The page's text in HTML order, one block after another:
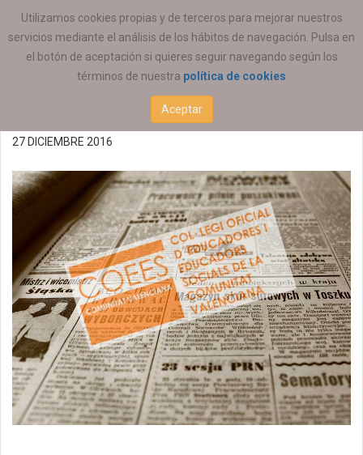
Utilizamos cookies propias y de terceros para mejorar nuestros
servicios mediante el análisis de los hábitos de navegación. Pulsa en
el botón de aceptación si quieres seguir navegando según los
términos de nuestra política de cookies
Aceptar
ESTÁ AQUÍ: ACTUALIDAD COEESCV
Premio a Máximo
Sayago Pérez
27 DICIEMBRE 2016